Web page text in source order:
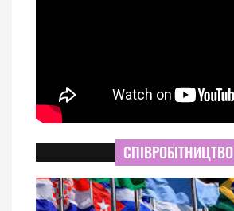
СПІВРОБІТНИЦТВО